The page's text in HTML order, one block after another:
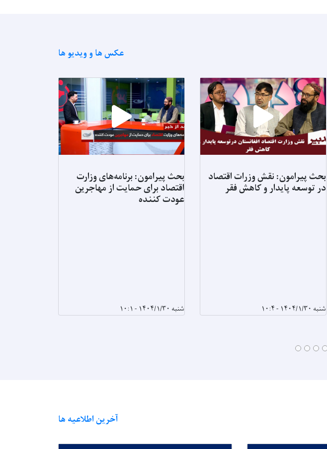
عکس ها و ویدیو ها
بحث پیرامون: نقش وزرات اقتصاد
در توسعه پایدار و کاهش فقر
شنبه ۱۴۰۴/۱/۳۰ - ۱۰:۴
بحث پیرامون: برنامه‌های وزارت
اقتصاد برای حمایت از مهاجرین
عودت کننده
شنبه ۱۴۰۴/۱/۳۰ - ۱۰:۱
آخرین اطلاعیه ها